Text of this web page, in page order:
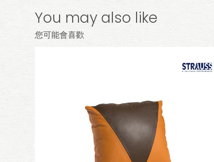
You may also like
您可能會喜歡